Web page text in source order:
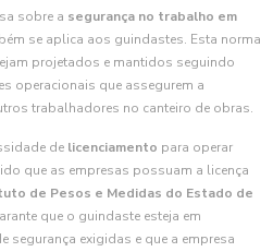
sobre a segurança no trabalho em
se aplica aos guindastes. Esta norma
projetados e mantidos seguindo
operacionais que assegurem a
trabalhadores no canteiro de obras.
de licenciamento para operar
que as empresas possuam a licença
de Pesos e Medidas do Estado de
que o guindaste esteja em
segurança exigidas e que a empresa